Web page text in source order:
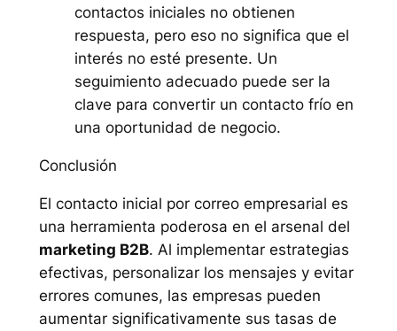
contactos iniciales no obtienen
respuesta, pero eso no significa que el
interés no esté presente. Un
seguimiento adecuado puede ser la
clave para convertir un contacto frío en
una oportunidad de negocio.
Conclusión
El contacto inicial por correo empresarial es
una herramienta poderosa en el arsenal del
marketing B2B. Al implementar estrategias
efectivas, personalizar los mensajes y evitar
errores comunes, las empresas pueden
aumentar significativamente sus tasas de